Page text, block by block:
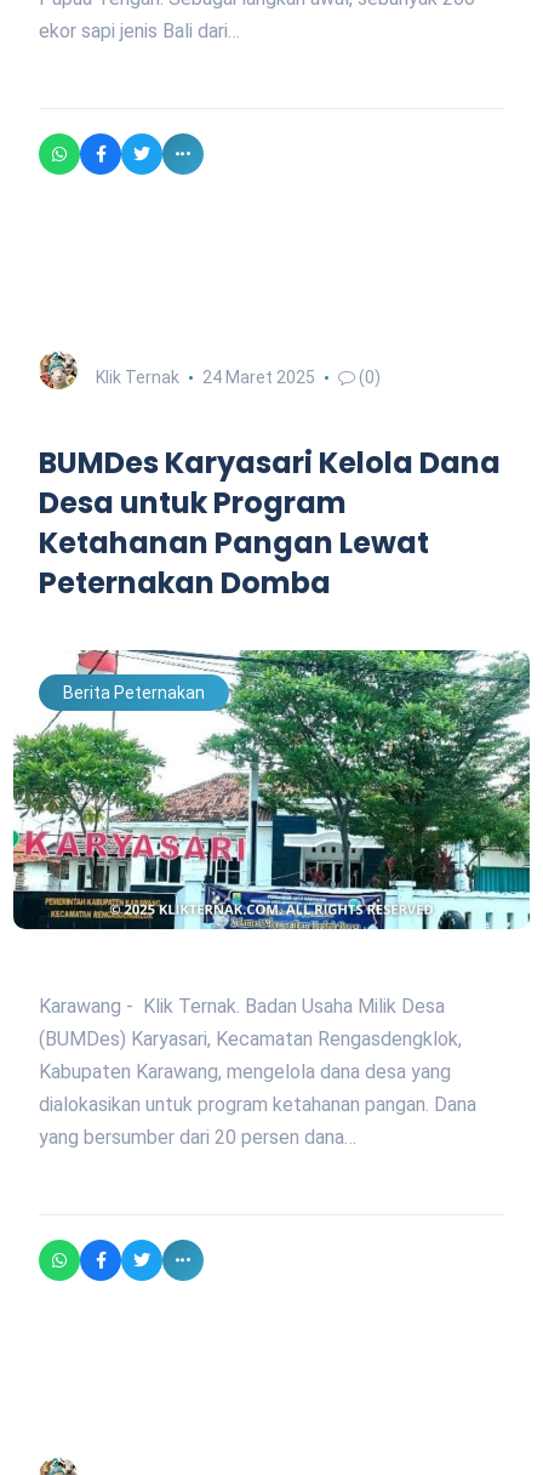
ekor sapi jenis Bali dari…
Klik Ternak 24 Maret 2025 (0)
BUMDes Karyasari Kelola Dana
Desa untuk Program
Ketahanan Pangan Lewat
Peternakan Domba
Berita Peternakan
Karawang - Klik Ternak. Badan Usaha Milik Desa
(BUMDes) Karyasari, Kecamatan Rengasdengklok,
Kabupaten Karawang, mengelola dana desa yang
dialokasikan untuk program ketahanan pangan. Dana
yang bersumber dari 20 persen dana…